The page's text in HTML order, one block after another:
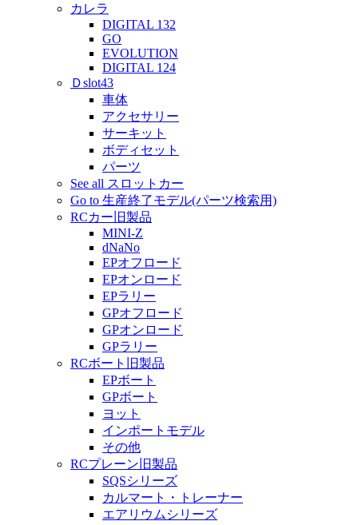
カレラ
DIGITAL 132
GO
EVOLUTION
DIGITAL 124
Ｄslot43
車体
アクセサリー
サーキット
ボディセット
パーツ
See all スロットカー
Go to 生産終了モデル(パーツ検索用)
RCカー旧製品
MINI-Z
dNaNo
EPオフロード
EPオンロード
EPラリー
GPオフロード
GPオンロード
GPラリー
RCボート旧製品
EPボート
GPボート
ヨット
インポートモデル
その他
RCプレーン旧製品
SQSシリーズ
カルマート・トレーナー
エアリウムシリーズ